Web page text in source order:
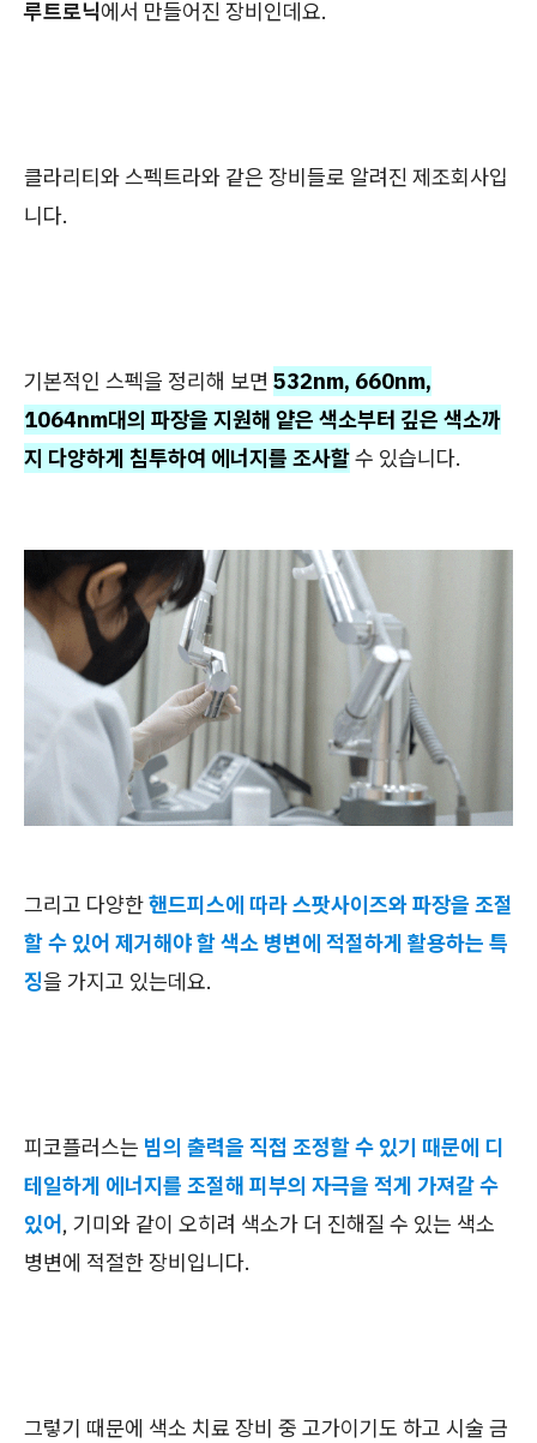
루트로닉에서 만들어진 장비인데요.
클라리티와 스펙트라와 같은 장비들로 알려진 제조회사입
니다.
기본적인 스펙을 정리해 보면 532nm, 660nm,
1064nm대의 파장을 지원해 얕은 색소부터 깊은 색소까
지 다양하게 침투하여 에너지를 조사할수 있습니다.
그리고 다양한핸드피스에 따라 스팟사이즈와 파장을 조절
할 수 있어 제거해야 할 색소 병변에 적절하게 활용하는 특
징을 가지고 있는데요.
피코플러스는 빔의 출력을 직접 조정할 수 있기 때문에 디
테일하게 에너지를 조절해 피부의 자극을 적게 가져갈 수
있어, 기미와 같이 오히려 색소가 더 진해질 수 있는 색소
병변에 적절한 장비입니다.
그렇기 때문에 색소 치료 장비 중 고가이기도 하고 시술 금